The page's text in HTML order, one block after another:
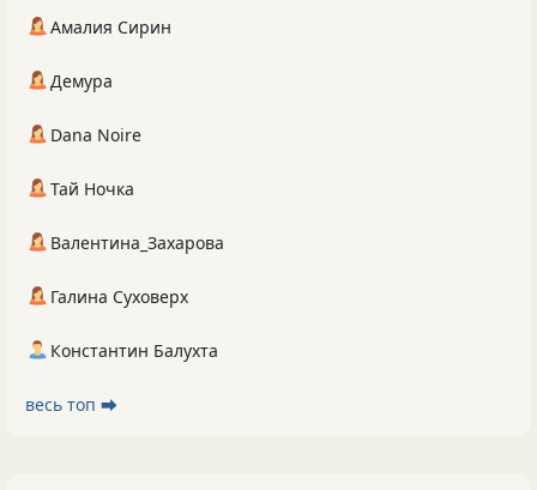
Амалия Сирин
Демура
Dana Noire
Тай Ночка
Валентина_Захарова
Галина Суховерх
Константин Балухта
весь топ ⮕